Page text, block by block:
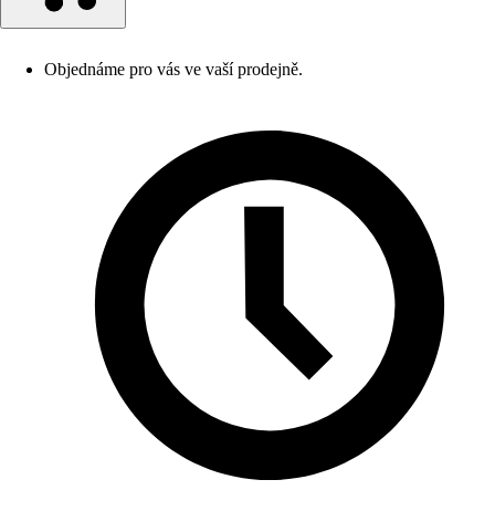
Objednáme pro vás ve vaší prodejně.